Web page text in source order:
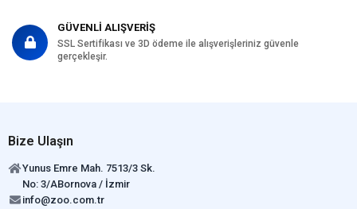
GÜVENLİ ALIŞVERİŞ
SSL Sertifikası ve 3D ödeme ile alışverişleriniz güvenle
gerçekleşir.
Bize Ulaşın
Yunus Emre Mah. 7513/3 Sk.
No: 3/ABornova / İzmir
info@zoo.com.tr